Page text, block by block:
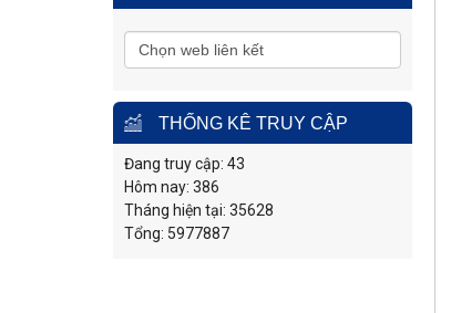
THỐNG KÊ TRUY CẬP
Đang truy cập: 43
Hôm nay: 386
Tháng hiện tại: 35628
Tổng: 5977887